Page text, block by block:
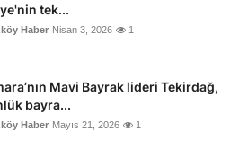
tek...
Haber Nisan 3, 2026 1
Mavi Bayrak lideri Tekirdağ,
bayra...
Haber Mayıs 21, 2026 1